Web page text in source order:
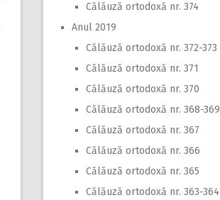
Călăuză ortodoxă nr. 374
Anul 2019
Călăuză ortodoxă nr. 372-373
Călăuză ortodoxă nr. 371
Călăuză ortodoxă nr. 370
Călăuză ortodoxă nr. 368-369
Călăuză ortodoxă nr. 367
Călăuză ortodoxă nr. 366
Călăuză ortodoxă nr. 365
Călăuză ortodoxă nr. 363-364